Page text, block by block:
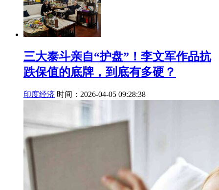
三大泰斗亲自“护盘”！李文军作品抗
跌保值的底牌，到底有多硬？
印度经济 时间：2026-04-05 09:28:38